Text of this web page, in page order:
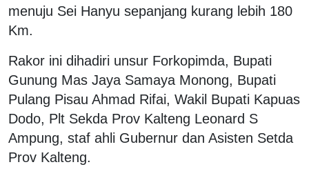
menuju Sei Hanyu sepanjang kurang lebih 180
Km.
Rakor ini dihadiri unsur Forkopimda, Bupati
Gunung Mas Jaya Samaya Monong, Bupati
Pulang Pisau Ahmad Rifai, Wakil Bupati Kapuas
Dodo, Plt Sekda Prov Kalteng Leonard S
Ampung, staf ahli Gubernur dan Asisten Setda
Prov Kalteng.